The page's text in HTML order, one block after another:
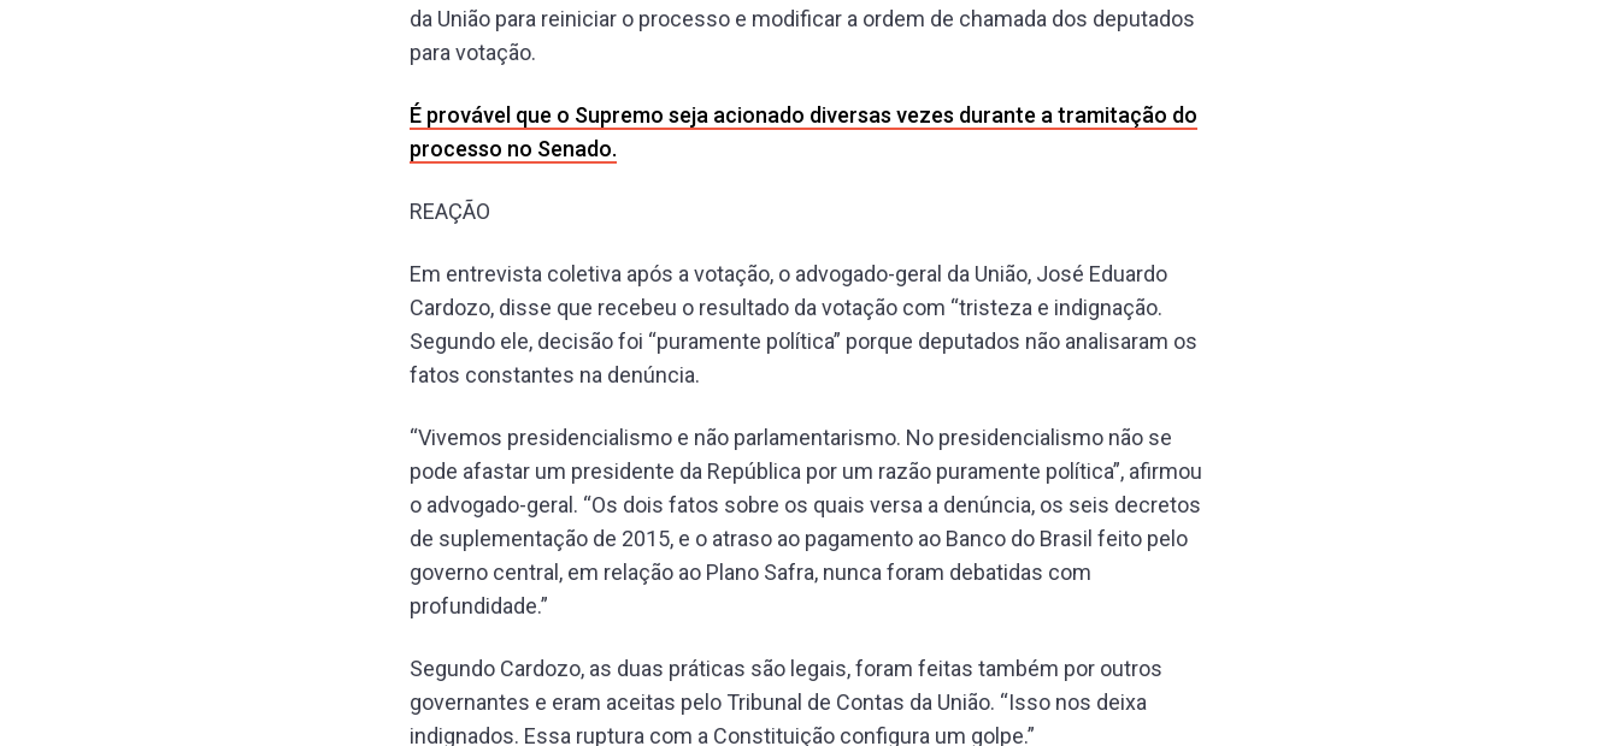
da União para reiniciar o processo e modificar a ordem de chamada dos deputados
para votação.
É provável que o Supremo seja acionado diversas vezes durante a tramitação do
processo no Senado.
REAÇÃO
Em entrevista coletiva após a votação, o advogado-geral da União, José Eduardo
Cardozo, disse que recebeu o resultado da votação com “tristeza e indignação.
Segundo ele, decisão foi “puramente política” porque deputados não analisaram os
fatos constantes na denúncia.
“Vivemos presidencialismo e não parlamentarismo. No presidencialismo não se
pode afastar um presidente da República por um razão puramente política”, afirmou
o advogado-geral. “Os dois fatos sobre os quais versa a denúncia, os seis decretos
de suplementação de 2015, e o atraso ao pagamento ao Banco do Brasil feito pelo
governo central, em relação ao Plano Safra, nunca foram debatidas com
profundidade.”
Segundo Cardozo, as duas práticas são legais, foram feitas também por outros
governantes e eram aceitas pelo Tribunal de Contas da União. “Isso nos deixa
indignados. Essa ruptura com a Constituição configura um golpe.”